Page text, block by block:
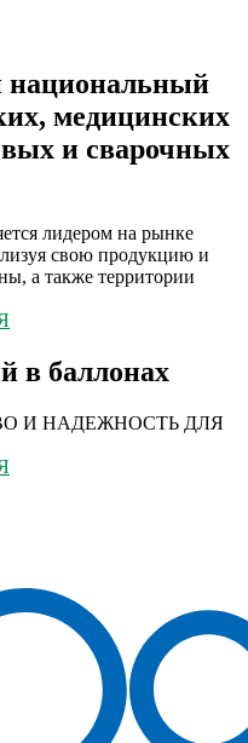
национальный
медицинских
и сварочных
лидером на рынке
свою продукцию и
а также территории
в баллонах
И НАДЕЖНОСТЬ ДЛЯ